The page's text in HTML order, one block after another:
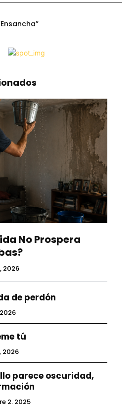
No Prospera
2026
de perdón
tú
2026
parece oscuridad,
2, 2025